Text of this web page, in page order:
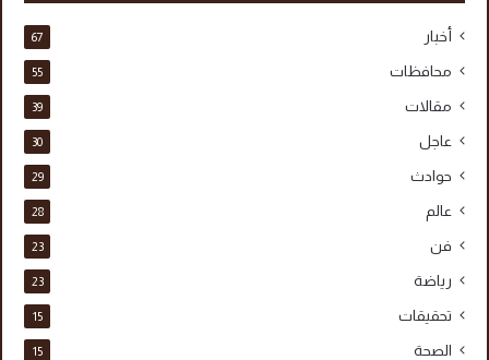
أخبار 67
محافظات 55
مقالات 39
عاجل 30
حوادث 29
عالم 28
فن 23
رياضة 23
تحقيقات 15
الصحة 15